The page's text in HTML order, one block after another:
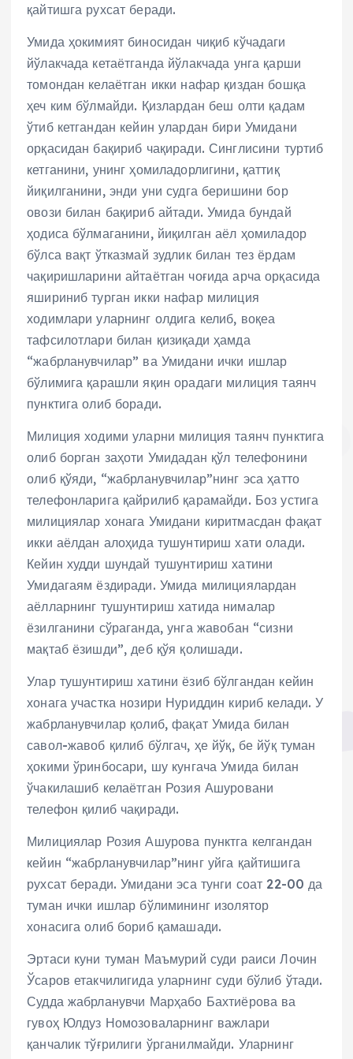
қайтишга рухсат беради.
Умида ҳокимият биносидан чиқиб кўчадаги
йўлакчада кетаётганда йўлакчада унга қарши
томондан келаётган икки нафар қиздан бошқа
ҳеч ким бўлмайди. Қизлардан беш олти қадам
ўтиб кетгандан кейин улардан бири Умидани
орқасидан бақириб чақиради. Синглисини туртиб
кетганини, унинг ҳомиладорлигини, қаттиқ
йиқилганини, энди уни судга беришини бор
овози билан бақириб айтади. Умида бундай
ҳодиса бўлмаганини, йиқилган аёл ҳомиладор
бўлса вақт ўтказмай зудлик билан тез ёрдам
чақиришларини айтаётган чоғида арча орқасида
яшириниб турган икки нафар милиция
ходимлари уларнинг олдига келиб, воқеа
тафсилотлари билан қизиқади ҳамда
“жабрланувчилар” ва Умидани ички ишлар
бўлимига қарашли яқин орадаги милиция таянч
пунктига олиб боради.
Милиция ходими уларни милиция таянч пунктига
олиб борган заҳоти Умидадан қўл телефонини
олиб қўяди, “жабрланувчилар”нинг эса ҳатто
телефонларига қайрилиб қарамайди. Боз устига
милициялар хонага Умидани киритмасдан фақат
икки аёлдан алоҳида тушунтириш хати олади.
Кейин худди шундай тушунтириш хатини
Умидагаям ёздиради. Умида милициялардан
аёлларнинг тушунтириш хатида нималар
ёзилганини сўраганда, унга жавобан “сизни
мақтаб ёзишди”, деб қўя қолишади.
Улар тушунтириш хатини ёзиб бўлгандан кейин
хонага участка нозири Нуриддин кириб келади. У
жабрланувчилар қолиб, фақат Умида билан
савол-жавоб қилиб бўлгач, ҳе йўқ, бе йўқ туман
ҳокими ўринбосари, шу кунгача Умида билан
ўчакилашиб келаётган Розия Ашуровани
телефон қилиб чақиради.
Милициялар Розия Ашурова пунктга келгандан
кейин “жабрланувчилар”нинг уйга қайтишига
рухсат беради. Умидани эса тунги соат 22-00 да
туман ички ишлар бўлимининг изолятор
хонасига олиб бориб қамашади.
Эртаси куни туман Маъмурий суди раиси Лочин
Ўсаров етакчилигида уларнинг суди бўлиб ўтади.
Судда жабрланувчи Марҳабо Бахтиёрова ва
гувоҳ Юлдуз Номозоваларнинг важлари
қанчалик тўғрилиги ўрганилмайди. Уларнинг